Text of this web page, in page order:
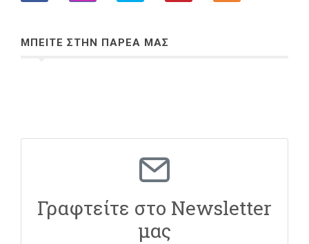
ΜΠΕΙΤΕ ΣΤΗΝ ΠΑΡΕΑ ΜΑΣ
Γραφτείτε στο Newsletter
μας